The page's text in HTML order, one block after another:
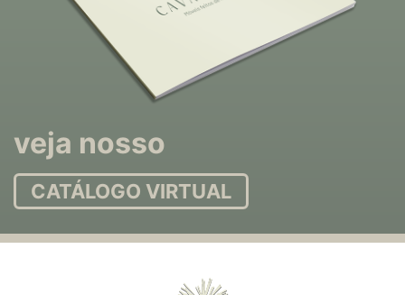
veja nosso
CATÁLOGO VIRTUAL